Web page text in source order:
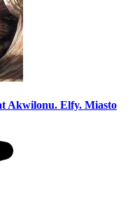
Akwilonu. Elfy. Miasto